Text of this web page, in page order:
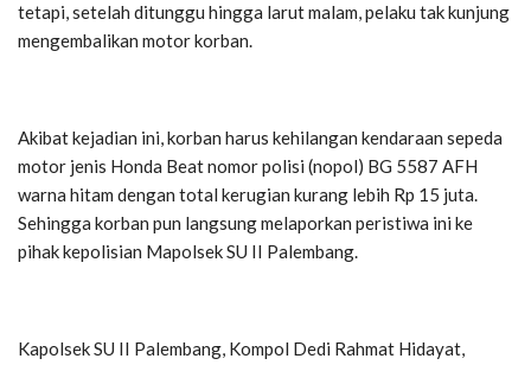
tetapi, setelah ditunggu hingga larut malam, pelaku tak kunjung
mengembalikan motor korban.
Akibat kejadian ini, korban harus kehilangan kendaraan sepeda
motor jenis Honda Beat nomor polisi (nopol) BG 5587 AFH
warna hitam dengan total kerugian kurang lebih Rp 15 juta.
Sehingga korban pun langsung melaporkan peristiwa ini ke
pihak kepolisian Mapolsek SU II Palembang.
Kapolsek SU II Palembang, Kompol Dedi Rahmat Hidayat,